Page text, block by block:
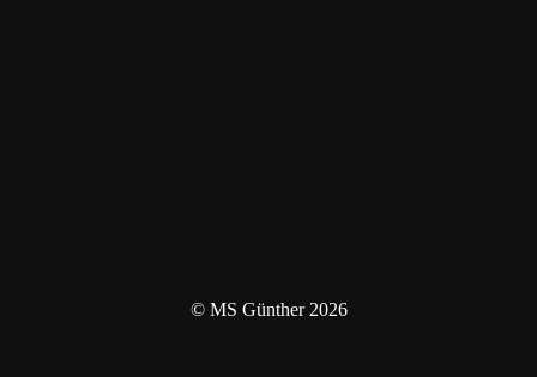
© MS Günther 2026